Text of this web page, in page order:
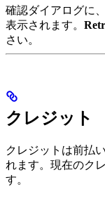
確認ダイアログに
表示されます。
さい。
クレジット
クレジットは前払
れます。現在のク
す。